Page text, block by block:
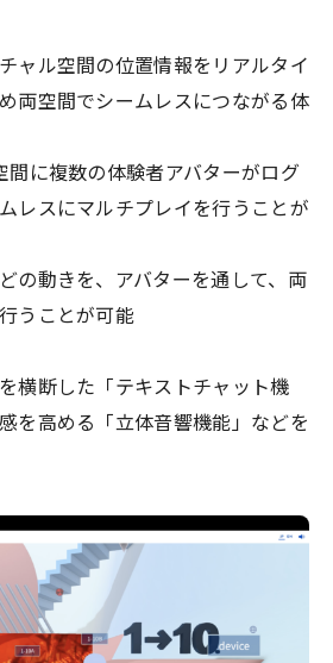
ャル空間の位置情報をリアルタイ
両空間でシームレスにつながる体
間に複数の体験者アバターがログ
レスにマルチプレイを行うことが
の動きを、アバターを通して、両
うことが可能
横断した「テキストチャット機
を高める「立体音響機能」などを